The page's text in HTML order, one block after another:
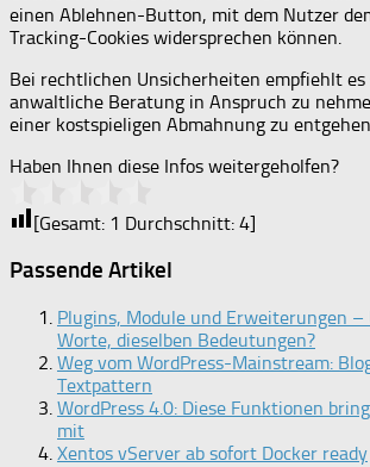
einen Ablehnen-Button, mit dem Nutzer
Tracking-Cookies widersprechen können.
Bei rechtlichen Unsicherheiten empfiehlt es
anwaltliche Beratung in Anspruch zu
einer kostspieligen Abmahnung zu entgehen.
Haben Ihnen diese Infos weitergeholfen?
[Gesamt: 1 Durchschnitt: 4]
Passende Artikel
Plugins, Module und Erweiterungen
Worte, dieselben Bedeutungen?
Weg vom WordPress-Mainstream:
Textpattern
WordPress 4.0: Diese Funktionen
mit
Xentos vServer ab sofort Docker ready